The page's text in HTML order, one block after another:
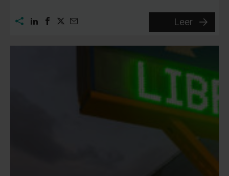
Leer
el
de
para